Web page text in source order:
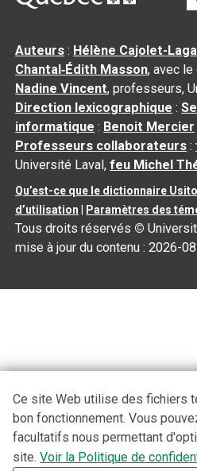
Auteurs : Hélène Cajolet-
Chantal‑Édith Masson, avec
Nadine Vincent, professeurs,
Direction lexicographique :
informatique : Benoit Mercier
Professeurs collaborateurs :
Université Laval,feu Michel
Qu’est-ce que le dictionnaire
d’utilisation
Paramètres des
Tous droits réservés ©
mise à jour du contenu :2026-
Ce site Web utilise des fichiers
bon fonctionnement. Vous
facultatifs nous permettant
site. Voir la Politique de